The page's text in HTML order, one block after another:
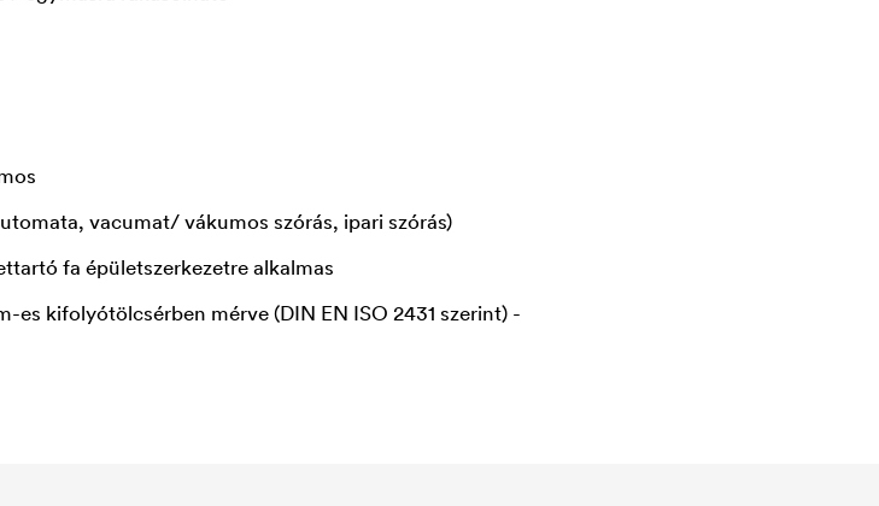
vacumat/ vákumos szórás, ipari szórás)
fa épületszerkezetre alkalmas
es kifolyótölcsérben mérve (DIN EN ISO 2431 szerint) -